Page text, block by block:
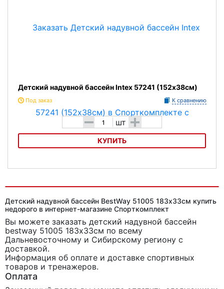
Детский надувной бассейн Intex 57241 (152х38см)
Под заказ К сравнению
- шт +
КУПИТЬ
Детский надувной бассейн BestWay 51005 183х33см купить
недорого в интернет-магазине Спорткомплект
Вы можете заказать детский надувной бассейн
bestway 51005 183х33см по всему
Дальневосточному и Сибирскому региону с
доставкой.
Информация об оплате и доставке спортивных
товаров и тренажеров.
Оплата